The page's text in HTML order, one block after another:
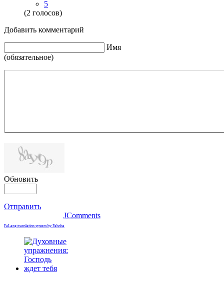
5
(2 голосов)
Добавить комментарий
Имя
(обязательное)
Обновить
Отправить
JComments
FaLang translation system by Faboba